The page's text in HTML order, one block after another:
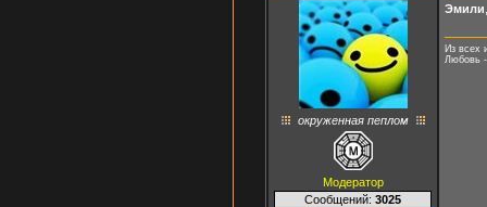
окруженная пеплом
Модератор
Сообщений: 3025
Эмили
Из всех
Любовь